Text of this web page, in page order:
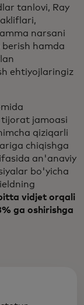
tanlovi, Ray
narsani
hamda
ehtiyojlaringiz
jamoasi
qiziqarli
chiqishga
an'anaviy
bo'yicha
vidjet orqali
ga oshirishga